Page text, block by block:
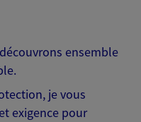
ensemble
je vous
exigence pour